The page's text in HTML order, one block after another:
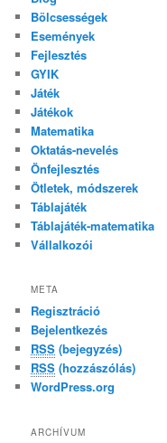
Bölcsességek
Események
Fejlesztés
GYIK
Játék
Játékok
Matematika
Oktatás-nevelés
Önfejlesztés
Ötletek, módszerek
Táblajáték
Táblajáték-matematika
Vállalkozói
META
Regisztráció
Bejelentkezés
RSS (bejegyzés)
RSS (hozzászólás)
WordPress.org
ARCHÍVUM